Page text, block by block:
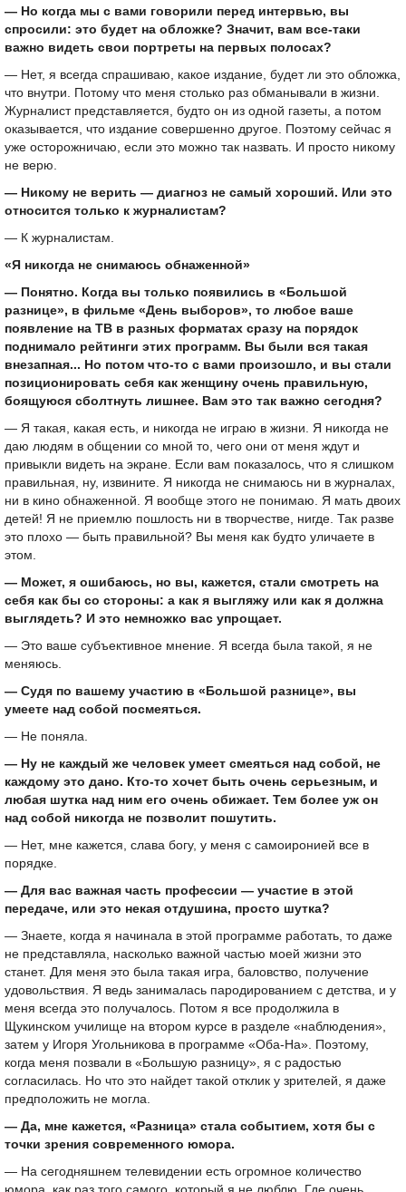
— Но когда мы с вами говорили перед интервью, вы
спросили: это будет на обложке? Значит, вам все-таки
важно видеть свои портреты на первых полосах?
— Нет, я всегда спрашиваю, какое издание, будет ли это обложка,
что внутри. Потому что меня столько раз обманывали в жизни.
Журналист представляется, будто он из одной газеты, а потом
оказывается, что издание совершенно другое. Поэтому сейчас я
уже осторожничаю, если это можно так назвать. И просто никому
не верю.
— Никому не верить — диагноз не самый хороший. Или это
относится только к журналистам?
— К журналистам.
«Я никогда не снимаюсь обнаженной»
— Понятно. Когда вы только появились в «Большой
разнице», в фильме «День выборов», то любое ваше
появление на ТВ в разных форматах сразу на порядок
поднимало рейтинги этих программ. Вы были вся такая
внезапная... Но потом что-то с вами произошло, и вы стали
позиционировать себя как женщину очень правильную,
боящуюся сболтнуть лишнее. Вам это так важно сегодня?
— Я такая, какая есть, и никогда не играю в жизни. Я никогда не
даю людям в общении со мной то, чего они от меня ждут и
привыкли видеть на экране. Если вам показалось, что я слишком
правильная, ну, извините. Я никогда не снимаюсь ни в журналах,
ни в кино обнаженной. Я вообще этого не понимаю. Я мать двоих
детей! Я не приемлю пошлость ни в творчестве, нигде. Так разве
это плохо — быть правильной? Вы меня как будто уличаете в
этом.
— Может, я ошибаюсь, но вы, кажется, стали смотреть на
себя как бы со стороны: а как я выгляжу или как я должна
выглядеть? И это немножко вас упрощает.
— Это ваше субъективное мнение. Я всегда была такой, я не
меняюсь.
— Судя по вашему участию в «Большой разнице», вы
умеете над собой посмеяться.
— Не поняла.
— Ну не каждый же человек умеет смеяться над собой, не
каждому это дано. Кто-то хочет быть очень серьезным, и
любая шутка над ним его очень обижает. Тем более уж он
над собой никогда не позволит пошутить.
— Нет, мне кажется, слава богу, у меня с самоиронией все в
порядке.
— Для вас важная часть профессии — участие в этой
передаче, или это некая отдушина, просто шутка?
— Знаете, когда я начинала в этой программе работать, то даже
не представляла, насколько важной частью моей жизни это
станет. Для меня это была такая игра, баловство, получение
удовольствия. Я ведь занималась пародированием с детства, и у
меня всегда это получалось. Потом я все продолжила в
Щукинском училище на втором курсе в разделе «наблюдения»,
затем у Игоря Угольникова в программе «Оба-На». Поэтому,
когда меня позвали в «Большую разницу», я с радостью
согласилась. Но что это найдет такой отклик у зрителей, я даже
предположить не могла.
— Да, мне кажется, «Разница» стала событием, хотя бы с
точки зрения современного юмора.
— На сегодняшнем телевидении есть огромное количество